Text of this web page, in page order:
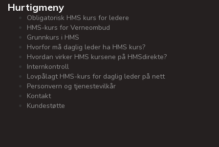
Hurtigmeny
Obligatorisk HMS kurs for ledere
HMS-kurs for Verneombud
Grunnkurs i HMS
Hvorfor må daglig leder ha HMS kurs?
Hvordan virker HMS kursene på HMSdirekte?
Internkontroll
Lovpålagt HMS-kurs for daglig leder på nett
Personvern og tjenestevilkår
Kontakt
Kundestøtte